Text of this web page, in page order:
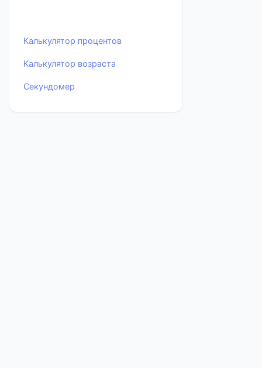
Калькулятор процентов
Калькулятор возраста
Секундомер